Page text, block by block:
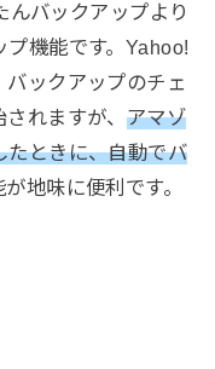
んバックアップより
機能です。Yahoo!
ックアップのチェ
れますが、 アマゾ
たときに、自動でバ
地味に便利です。